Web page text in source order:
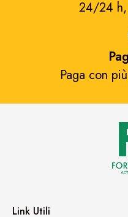
24/24
Paga con
Link Utili